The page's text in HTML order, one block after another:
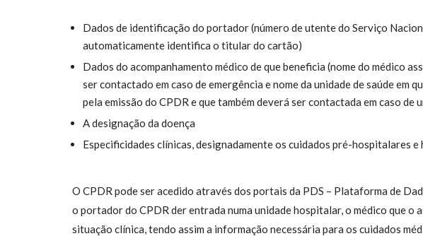
Dados de identificação do portador (número de utente do Serviço
automaticamente identifica o titular do cartão)
Dados do acompanhamento médico de que beneficia (nome do médico
ser contactado em caso de emergência e nome da unidade de saúde em
pela emissão do CPDR e que também deverá ser contactada em caso de
A designação da doença
Especificidades clínicas, designadamente os cuidados pré-hospitalares
O CPDR pode ser acedido através dos portais da PDS – Plataforma de
o portador do CPDR der entrada numa unidade hospitalar, o médico que o
situação clínica, tendo assim a informação necessária para os cuidados